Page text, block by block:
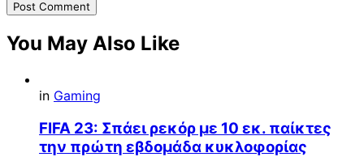
You May Also Like
in Gaming
FIFA 23: Σπάει ρεκόρ με 10 εκ. παίκτες
την πρώτη εβδομάδα κυκλοφορίας